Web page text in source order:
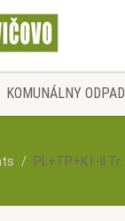
KOMUNÁLNY ODPAD
PL+TP+K I.-II.Tr.